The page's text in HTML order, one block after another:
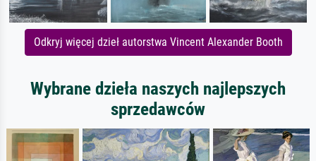
Odkryj więcej dzieł autorstwa Vincent Alexander Booth
Wybrane dzieła naszych najlepszych
sprzedawców